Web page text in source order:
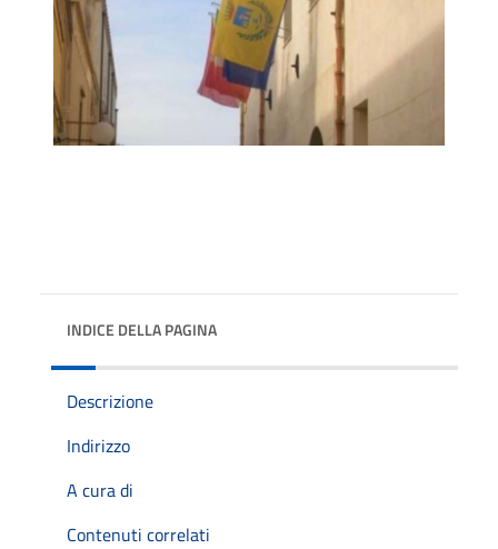
INDICE DELLA PAGINA
Descrizione
Indirizzo
A cura di
Contenuti correlati